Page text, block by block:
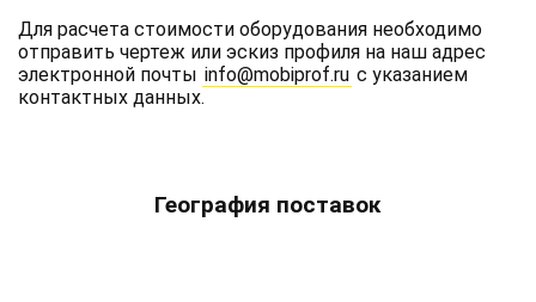
Для расчета стоимости оборудования необходимо
отправить чертеж или эскиз профиля на наш адрес
электронной почты info@mobiprof.ru с указанием
контактных данных.
География поставок